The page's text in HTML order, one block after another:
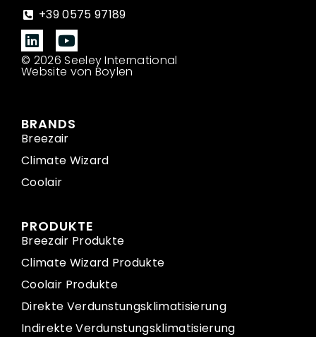
+39 0575 97189
© 2026 Seeley International
Website von Boylen
BRANDS
Breezair
Climate Wizard
Coolair
PRODUKTE
Breezair Produkte
Climate Wizard Produkte
Coolair Produkte
Direkte Verdunstungsklimatisierung
Indirekte Verdunstungsklimatisierung